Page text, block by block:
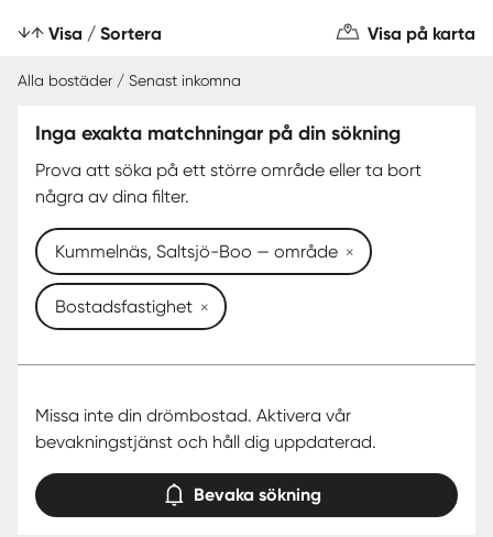
Visa / Sortera Visa på karta
Alla bostäder / Senast inkomna
Inga exakta matchningar på din sökning
Prova att söka på ett större område eller ta bort
några av dina filter.
Kummelnäs, Saltsjö-Boo — område
Bostadsfastighet
Missa inte din drömbostad. Aktivera vår
bevakningstjänst och håll dig uppdaterad.
Bevaka sökning